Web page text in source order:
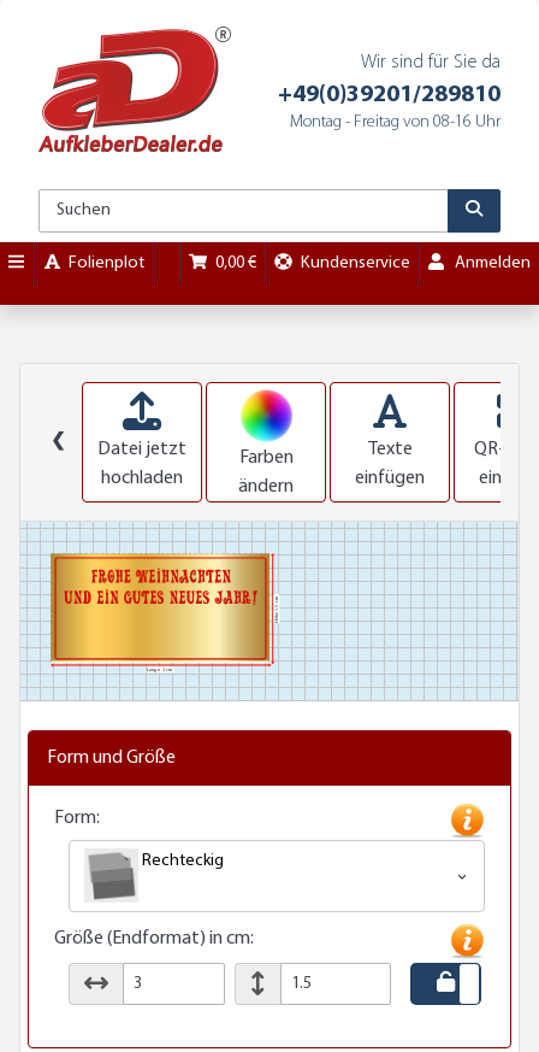
Wir sind für Sie da
+49(0)39201/289810
Montag - Freitag von 08-16 Uhr
Folienplot 0,00 € Kundenservice Anmelden
❮
Datei jetzt
hochladen
Farben
ändern
Texte
einfügen
QR-
Form und Größe
Form:
Rechteckig
Größe (Endformat) in cm: